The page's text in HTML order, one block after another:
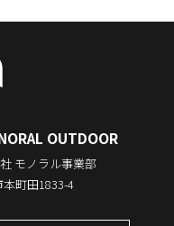
OUTDOOR
モノラル事業部
町田1833-4